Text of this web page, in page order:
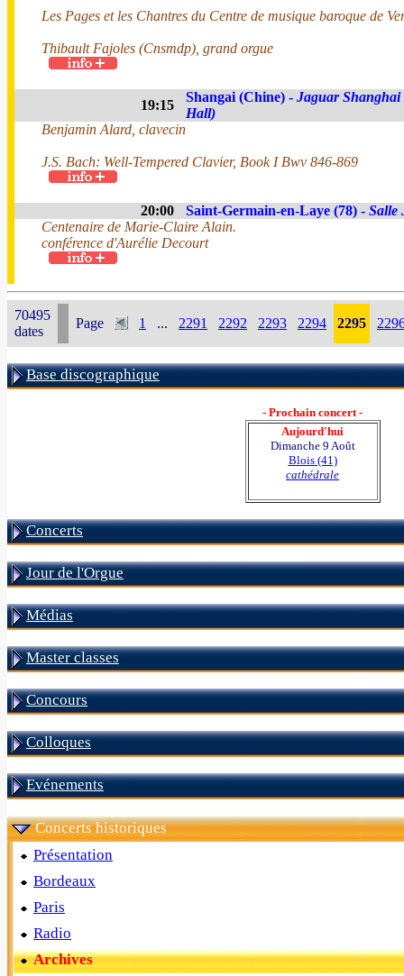
Les Pages et les Chantres du Centre de musique baroque de
Thibault Fajoles (Cnsmdp), grand orgue
19:15
Shangai (Chine) - Jaguar Shanghai
Hall)
Benjamin Alard, clavecin
J.S. Bach: Well-Tempered Clavier, Book I Bwv 846-869
20:00 Saint-Germain-en-Laye (78) - Salle
Centenaire de Marie-Claire Alain.
conférence d'Aurélie Decourt
70495
dates
Page 1 ... 2291 2292 2293 2294 2295
Base discographique
- Prochain concert -
Aujourd'hui
Dimanche 9 Août
Blois (41)
cathédrale
Concerts
Jour de l'Orgue
Médias
Master classes
Concours
Colloques
Evénements
Concerts historiques
Présentation
Bordeaux
Paris
Radio
Archives